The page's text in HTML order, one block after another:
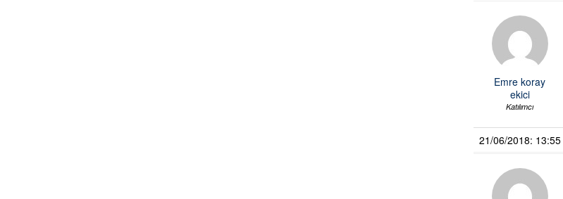
Emre koray
ekici
Katılımcı
21/06/2018: 13:55